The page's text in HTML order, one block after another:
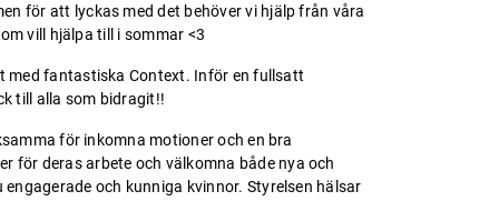
för att lyckas med det behöver vi hjälp från våra
vill hjälpa till i sommar <3
med fantastiska Context. Inför en fullsatt
till alla som bidragit!!
för inkomna motioner och en bra
för deras arbete och välkomna både nya och
och kunniga kvinnor. Styrelsen hälsar